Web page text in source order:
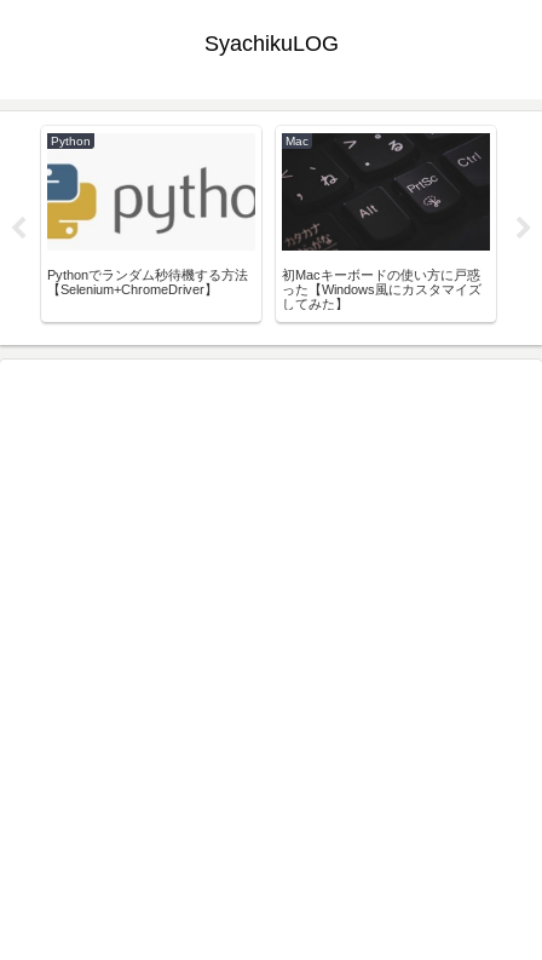
SyachikuLOG
Python
Pythonでランダム秒待機する方法
【Selenium+ChromeDriver】
Mac
初Macキーボードの使い方に戸惑
った【Windows風にカスタマイズ
してみた】